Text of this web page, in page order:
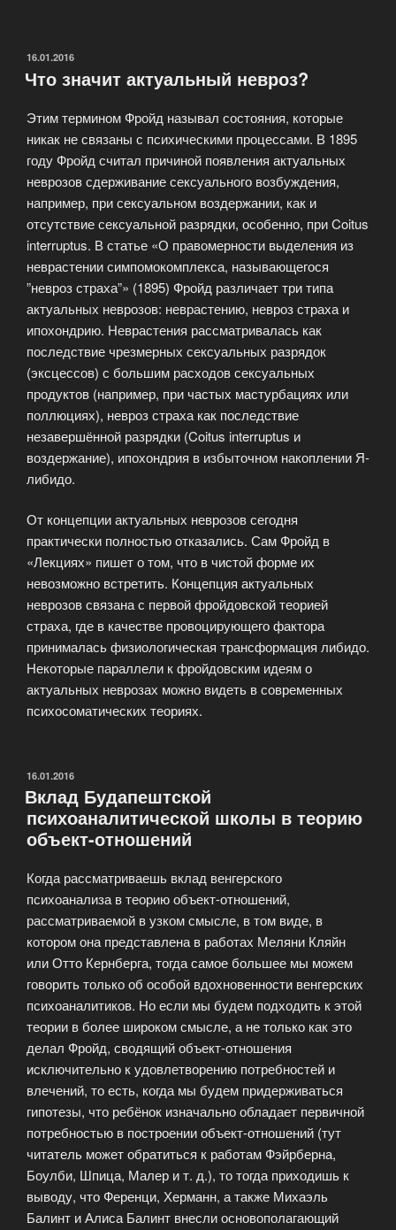
ОПУБЛИКОВАНО
16.01.2016
Что значит актуальный невроз?
Этим термином Фройд называл состояния, которые
никак не связаны с психическими процессами. В 1895
году Фройд считал причиной появления актуальных
неврозов сдерживание сексуального возбуждения,
например, при сексуальном воздержании, как и
отсутствие сексуальной разрядки, особенно, при Coitus
interruptus. В статье «О правомерности выделения из
неврастении симпомокомплекса, называющегося
”невроз страха”» (1895) Фройд различает три типа
актуальных неврозов: неврастению, невроз страха и
ипохондрию. Неврастения рассматривалась как
последствие чрезмерных сексуальных разрядок
(эксцессов) с большим расходов сексуальных
продуктов (например, при частых мастурбациях или
поллюциях), невроз страха как последствие
незавершённой разрядки (Coitus interruptus и
воздержание), ипохондрия в избыточном накоплении Я-
либидо.
От концепции актуальных неврозов сегодня
практически полностью отказались. Сам Фройд в
«Лекциях» пишет о том, что в чистой форме их
невозможно встретить. Концепция актуальных
неврозов связана с первой фройдовской теорией
страха, где в качестве провоцирующего фактора
принималась физиологическая трансформация либидо.
Некоторые параллели к фройдовским идеям о
актуальных неврозах можно видеть в современных
психосоматических теориях.
ОПУБЛИКОВАНО
16.01.2016
Вклад Будапештской
психоаналитической школы в теорию
объект-отношений
Когда рассматриваешь вклад венгерского
психоанализа в теорию объект-отношений,
рассматриваемой в узком смысле, в том виде, в
котором она представлена в работах Меляни Кляйн
или Отто Кернберга, тогда самое большее мы можем
говорить только об особой вдохновенности венгерских
психоаналитиков. Но если мы будем подходить к этой
теории в более широком смысле, а не только как это
делал Фройд, сводящий объект-отношения
исключительно к удовлетворению потребностей и
влечений, то есть, когда мы будем придерживаться
гипотезы, что ребёнок изначально обладает первичной
потребностью в построении объект-отношений (тут
читатель может обратиться к работам Фэйрберна,
Боулби, Шпица, Малер и т. д.), то тогда приходишь к
выводу, что Ференци, Херманн, а также Михаэль
Балинт и Алиса Балинт внесли основополагающий